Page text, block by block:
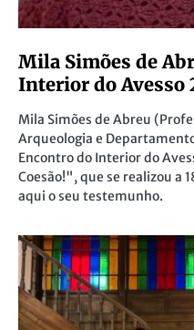
Mila Simões de
Interior do Avesso
Mila Simões de Abreu
Arqueologia e
Encontro do Interior do
Coesão!", que se realizou a
aqui o seu testemunho.